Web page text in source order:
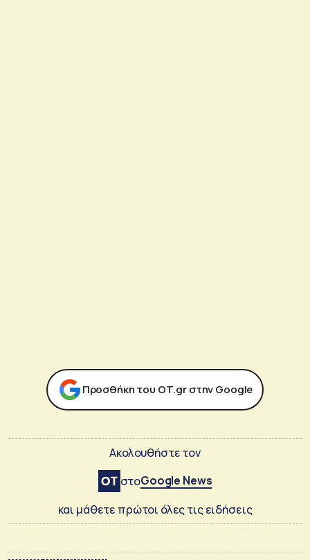
Προσθήκη του ΟΤ.gr στην Google
Ακολουθήστε τον
στοGoogle News
και μάθετε πρώτοι όλες τις ειδήσεις